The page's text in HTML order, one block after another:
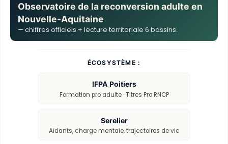
Observatoire de la reconversion adulte en
Nouvelle-Aquitaine
— chiffres officiels + lecture territoriale 6 bassins.
ÉCOSYSTÈME :
IFPA Poitiers
Formation pro adulte · Titres Pro RNCP
Serelier
Aidants, charge mentale, trajectoires de vie